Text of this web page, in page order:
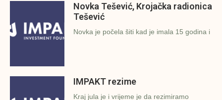
Novka Tešević, Krojačka radionica
Tešević
Novka je počela šiti kad je imala 15 godina i
IMPAKT rezime
Kraj jula je i vrijeme je da rezimiramo